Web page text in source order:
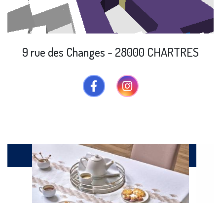
9 rue des Changes - 28000 CHARTRES
Catalogue